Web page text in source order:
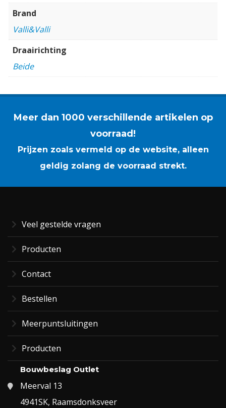
Brand
Valli&Valli
Draairichting
Beide
Meer dan 1000 verschillende artikelen op
voorraad!
Prijzen zoals vermeld op de website, alleen
geldig zolang de voorraad strekt.
Veel gestelde vragen
Producten
Contact
Bestellen
Meerpuntsluitingen
Producten
Bouwbeslag Outlet
Meerval 13
4941SK, Raamsdonksveer